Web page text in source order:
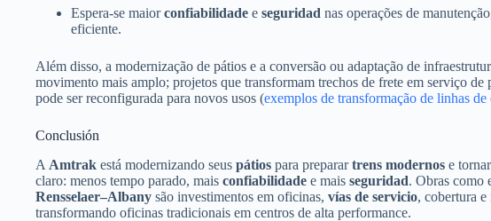
Espera-se maiorconfiabilidade e seguridad nas operações de
eficiente.
Além disso, a modernização de pátios e a conversão ou adaptação de
movimento mais amplo; projetos que transformam trechos de frete em serviço
pode ser reconfigurada para novos usos (exemplos de transformação de linhas de
Conclusión
A Amtrak está modernizando seus pátios para preparartrens modernos e
claro: menos tempo parado, mais confiabilidade e mais seguridad. Obras como
Rensselaer–Albany são investimentos em oficinas, vías de servicio, cobertura
transformando oficinas tradicionais em centros de alta performance.